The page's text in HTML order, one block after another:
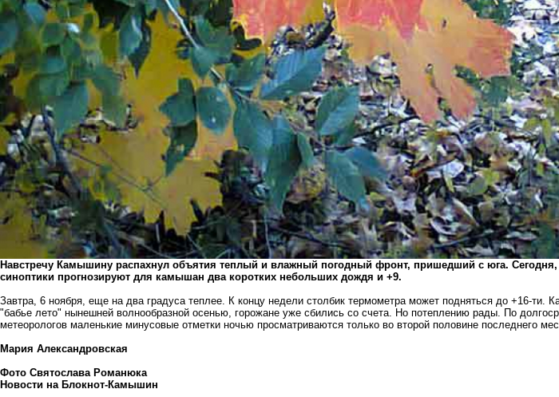
Навстречу Камышину распахнул объятия теплый и влажный погодный фронт, пришедший с юга.
синоптики прогнозируют для камышан два коротких небольших дождя и +9.
Завтра, 6 ноября, еще на два градуса теплее. К концу недели столбик термометра может подняться до +16-ти.
"бабье лето" нынешней волнообразной осенью, горожане уже сбились со счета. Но потеплению рады. По
метеорологов маленькие минусовые отметки ночью просматриваются только во второй половине последнего
Мария Александровская
Фото Святослава Романюка
Новости на Блoкнoт-Камышин